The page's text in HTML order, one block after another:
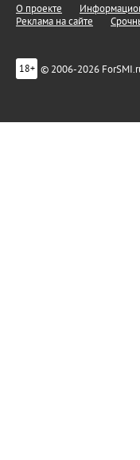
О проекте
Реклама на сайте
18+ © 2006-2026